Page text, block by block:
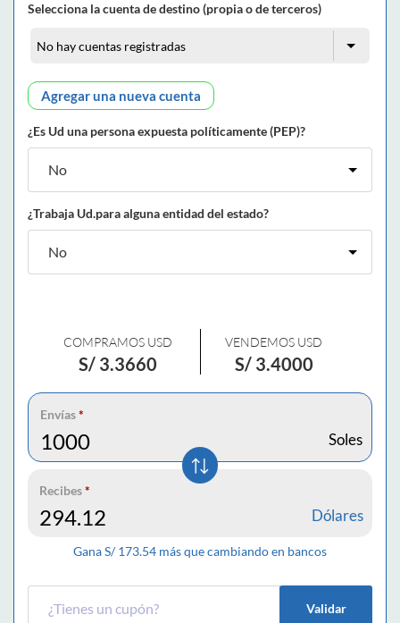
Selecciona la cuenta de destino (propia o de terceros)
Agregar una nueva cuenta
¿Es Ud una persona expuesta políticamente (PEP)?
¿Trabaja Ud.para alguna entidad del estado?
COMPRAMOS USD
S/ 3.3660
VENDEMOS USD
S/ 3.4000
Envías*
Soles
Recibes*
Dólares
Gana S/173.54 más que cambiando en bancos
Validar